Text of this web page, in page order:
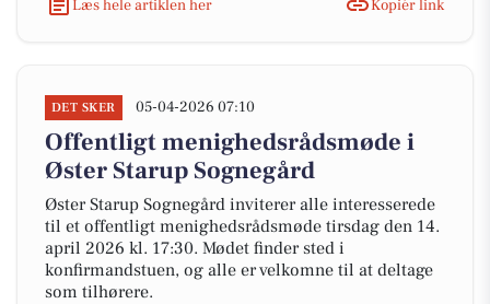
Læs hele artiklen her
Kopiér link
DET SKER 05-04-2026 07:10
Offentligt menighedsrådsmøde i
Øster Starup Sognegård
Øster Starup Sognegård inviterer alle interesserede
til et offentligt menighedsrådsmøde tirsdag den 14.
april 2026 kl. 17:30. Mødet finder sted i
konfirmandstuen, og alle er velkomne til at deltage
som tilhørere.